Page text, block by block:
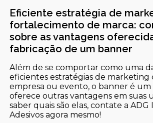
Eficiente estratégia de
fortalecimento de marca:
sobre as vantagens
fabricação de um banner
Além de se comportar como uma
eficientes estratégias de marketing
empresa ou evento, o banner é um
oferece outras vantagens em suas
saber quais são elas, contate a ADG
Adesivos agora mesmo!